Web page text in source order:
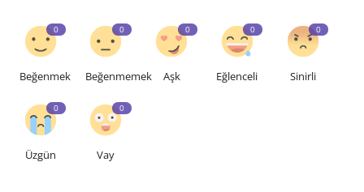
0
Beğenmek
0
Beğenmemek
0
Aşk
0
Eğlenceli
0
Sinirli
0
Üzgün
0
Vay